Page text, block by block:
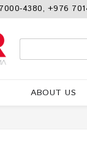
4380, +976
ABOUT US